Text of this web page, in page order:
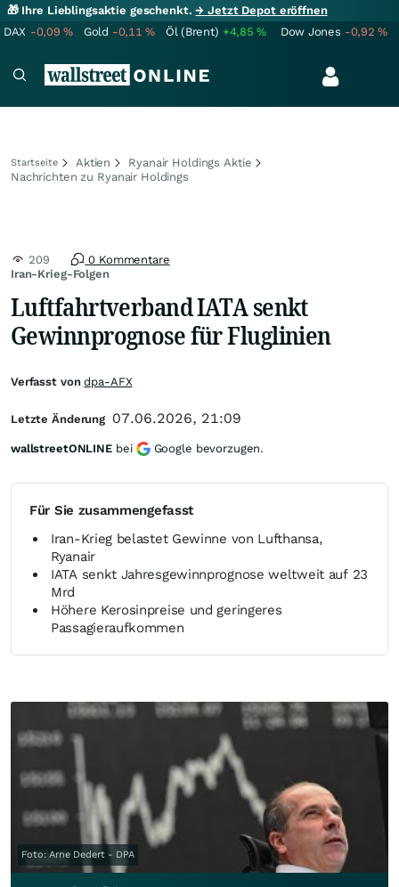
🎁 Ihre Lieblingsaktie geschenkt.→ Jetzt Depot eröffnen
DAX -0,09% Gold -0,11% Öl (Brent) +4,85% Dow Jones -0,92%
Startseite Aktien
Ryanair Holdings Aktie
Nachrichten zu Ryanair Holdings
Iran-Krieg-Folgen
209 0 Kommentare
Luftfahrtverband IATA senkt
Gewinnprognose für Fluglinien
Für Sie zusammengefasst
Iran-Krieg belastet Gewinne von Lufthansa,
Ryanair
IATA senkt Jahresgewinnprognose weltweit auf 23
Mrd
Höhere Kerosinpreise und geringeres
Passagieraufkommen
Foto: Arne Dedert - DPA
Verfasst vondpa-AFX
Letzte Änderung 07.06.2026, 21:09
wallstreetONLINE bei Google bevorzugen.